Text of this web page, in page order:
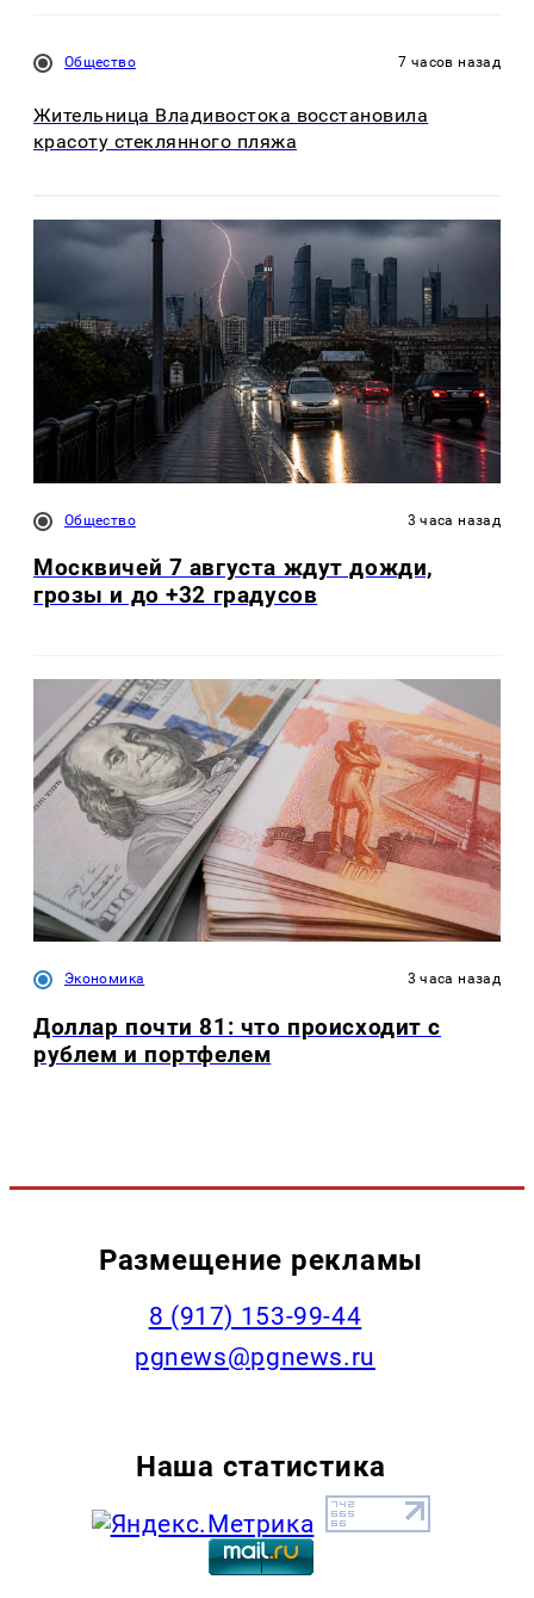
Общество 7 часов назад
Жительница Владивостока восстановила
красоту стеклянного пляжа
Общество 3 часа назад
Москвичей 7 августа ждут дожди,
грозы и до +32 градусов
Экономика 3 часа назад
Доллар почти 81: что происходит с
рублем и портфелем
Размещение рекламы
‭8 (917) 153-99-44
pgnews@pgnews.ru
Наша статистика